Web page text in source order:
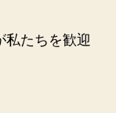
私たちを歓迎